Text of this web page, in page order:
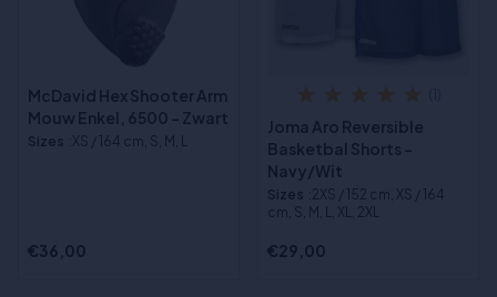
McDavid Hex Shooter Arm
Mouw Enkel, 6500 - Zwart
Sizes :XS / 164 cm, S, M, L
€36,00
Joma Aro Reversible
Basketbal Shorts -
Navy/Wit
Sizes :2XS / 152 cm, XS / 164
cm, S, M, L, XL, 2XL
€29,00